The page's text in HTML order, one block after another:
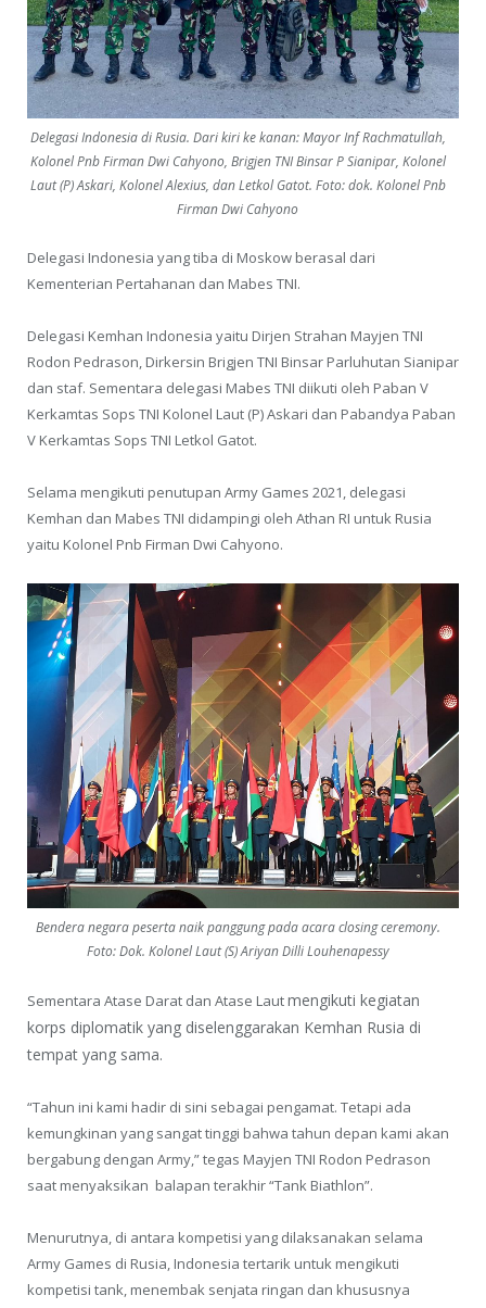
Delegasi Indonesia di Rusia. Dari kiri ke kanan: Mayor Inf Rachmatullah,
Kolonel Pnb Firman Dwi Cahyono, Brigjen TNI Binsar P Sianipar, Kolonel
Laut (P) Askari, Kolonel Alexius, dan Letkol Gatot. Foto: dok. Kolonel Pnb
Firman Dwi Cahyono
Delegasi Indonesia yang tiba di Moskow berasal dari
Kementerian Pertahanan dan Mabes TNI.
Delegasi Kemhan Indonesia yaitu Dirjen Strahan Mayjen TNI
Rodon Pedrason, Dirkersin Brigjen TNI Binsar Parluhutan Sianipar
dan staf. Sementara delegasi Mabes TNI diikuti oleh Paban V
Kerkamtas Sops TNI Kolonel Laut (P) Askari dan Pabandya Paban
V Kerkamtas Sops TNI Letkol Gatot.
Selama mengikuti penutupan Army Games 2021, delegasi
Kemhan dan Mabes TNI didampingi oleh Athan RI untuk Rusia
yaitu Kolonel Pnb Firman Dwi Cahyono.
Bendera negara peserta naik panggung pada acara closing ceremony.
Foto: Dok. Kolonel Laut (S) Ariyan Dilli Louhenapessy
Sementara Atase Darat dan Atase Lautmengikuti kegiatan
korps diplomatik yang diselenggarakan Kemhan Rusia di
tempat yang sama.
“Tahun ini kami hadir di sini sebagai pengamat. Tetapi ada
kemungkinan yang sangat tinggi bahwa tahun depan kami akan
bergabung dengan Army,” tegas Mayjen TNI Rodon Pedrason
saat menyaksikan balapan terakhir “Tank Biathlon”.
Menurutnya, di antara kompetisi yang dilaksanakan selama
Army Games di Rusia, Indonesia tertarik untuk mengikuti
kompetisi tank, menembak senjata ringan dan khususnya